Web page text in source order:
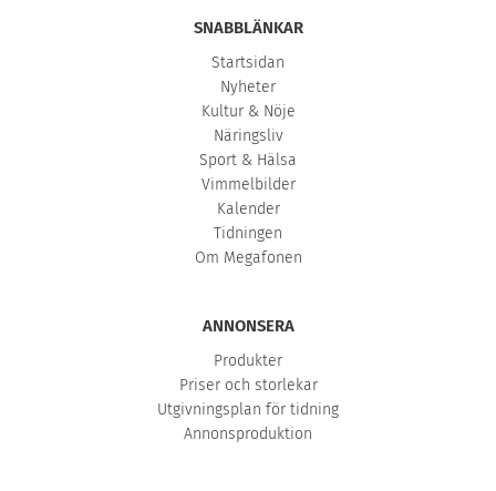
SNABBLÄNKAR
Startsidan
Nyheter
Kultur & Nöje
Näringsliv
Sport & Hälsa
Vimmelbilder
Kalender
Tidningen
Om Megafonen
ANNONSERA
Produkter
Priser och storlekar
Utgivningsplan för tidning
Annonsproduktion